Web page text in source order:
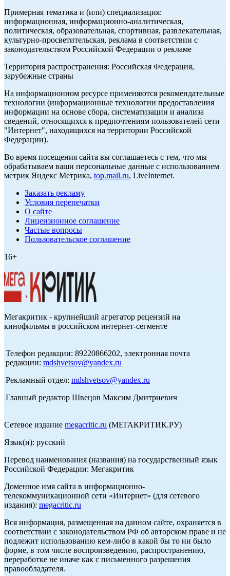
Примерная тематика и (или) специализация:
информационная, информационно-аналитическая,
политическая, образовательная, спортивная, развлекательная,
культурно-просветительская, реклама в соответствии с
законодательством Российской Федерации о рекламе
Территория распространения: Российская Федерация,
зарубежные страны
На информационном ресурсе применяются рекомендательные
технологии (информационные технологии предоставления
информации на основе сбора, систематизации и анализа
сведений, относящихся к предпочтениям пользователей сети
"Интернет", находящихся на территории Российской
Федерации).
Во время посещения сайта вы соглашаетесь с тем, что мы
обрабатываем ваши персональные данные с использованием
метрик Яндекс Метрика, top.mail.ru, LiveInternet.
Заказать рекламу
Условия перепечатки
О сайте
Лицензионное соглашение
Частые вопросы
Пользовательское соглашение
16+
Мегакритик - крупнейший агрегатор рецензий на
кинофильмы в российском интернет-сегменте
Телефон редакции: 89220866202, электронная почта
редакции: mdshvetsov@yandex.ru
Рекламный отдел: mdshvetsov@yandex.ru
Главный редактор Швецов Максим Дмитриевич
Сетевое издание megacritic.ru (МЕГАКРИТИК.РУ)
Язык(и): русский
Перевод наименования (названия) на государственный язык
Российской Федерации: Мегакритик
Доменное имя сайта в информационно-
телекоммуникационной сети «Интернет» (для сетевого
издания): megacritic.ru
Вся информация, размещенная на данном сайте, охраняется в
соответствии с законодательством РФ об авторском праве и не
подлежит использованию кем-либо в какой бы то ни было
форме, в том числе воспроизведению, распространению,
переработке не иначе как с письменного разрешения
правообладателя.